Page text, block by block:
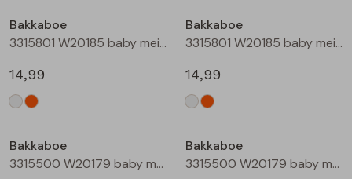
Bakkaboe
3315801 W20185 baby meisjes rok kort Champagne
14,99
Bakkaboe
3315801 W20185 baby meisjes rok kort Perzik
14,99
Bakkaboe
3315500 W20179 baby meisjes gilet/hesje Cerise
Bakkaboe
3315500 W20179 baby meisjes gilet/hesje Cream